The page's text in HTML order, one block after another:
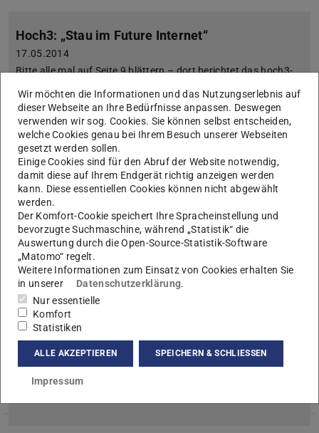
Hoch3: „Stau im Future Internet“
17.05.2014
Bitte alle mal auf Seite 9 blättern – dort berichtet das hoch3-
gerne zuvorkommen wollen.
HYPERRAUM.TV: Internet, fit für die Zukunft?
16.12.2013
Videointerview mit Ralf Steinmetz
Ralf Steinmetz erklärt MAKI im Interview mit HYPERRAUM.TV
eco-Verband: Apple IOS 7 bringt das Internet an
seine Grenzen
16.09.2013
Internetwirtschaft in Europa über das Future Internet
für das Internet der Zukunft++
Wir möchten die Informationen und das Nutzungserlebnis auf
dieser Webseite an Ihre Bedürfnisse anpassen. Deswegen
verwenden wir sog. Cookies. Sie können selbst entscheiden,
welche Cookies genau bei Ihrem Besuch unserer Webseiten
gesetzt werden sollen.
Einige Cookies sind für den Abruf der Website notwendig,
damit diese auf Ihrem Endgerät richtig anzeigen werden
kann. Diese essentiellen Cookies können nicht abgewählt
werden.
Der Komfort-Cookie speichert Ihre Spracheinstellung und
bevorzugte Suchmaschine, während „Statistik“ die
Auswertung durch die Open-Source-Statistik-Software
„Matomo“ regelt.
Weitere Informationen zum Einsatz von Cookies erhalten Sie
in unserer
Datenschutzerklärung.
Nur essentielle
Komfort
Statistiken
ALLE AKZEPTIEREN SPEICHERN & SCHLIESSEN
Impressum